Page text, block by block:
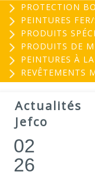
PROTECTION
PEINTURES
PRODUITS
PRODUITS DE
PEINTURES À
REVÊTEMENTS
Actualités
Jefco
25
02
26